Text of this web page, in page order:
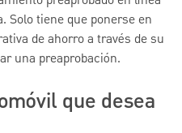
tiene que ponerse en
de ahorro a través de su
una preaprobación.
que desea